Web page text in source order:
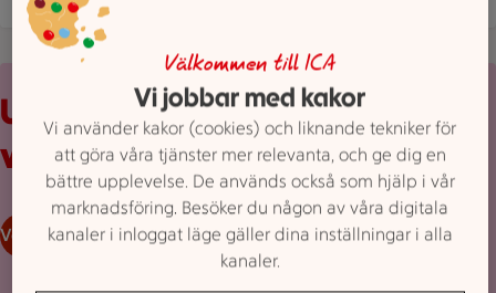
Uppvikt reklamblad från ICA med erbjudanden och
Upptäck
veckans erbjudanden
Veckans reklamblad
Välkommen till ICA
Vi jobbar med kakor
Vi använder kakor (cookies) och liknande tekniker för
att göra våra tjänster mer relevanta, och ge dig en
bättre upplevelse. De används också som hjälp i vår
marknadsföring. Besöker du någon av våra digitala
kanaler i inloggat läge gäller dina inställningar i alla
kanaler.